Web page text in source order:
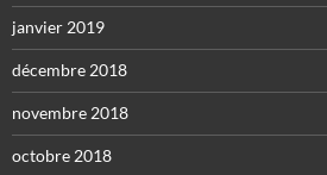
janvier 2019
décembre 2018
novembre 2018
octobre 2018